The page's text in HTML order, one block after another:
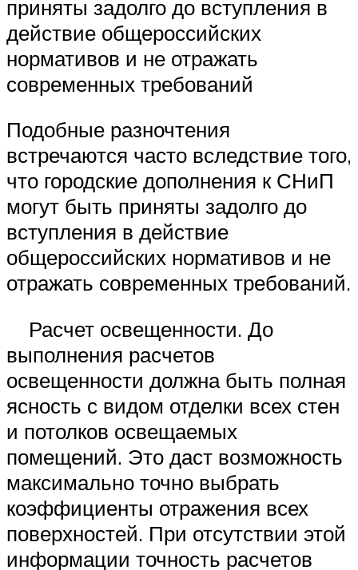
приняты задолго до вступления в
действие общероссийских
нормативов и не отражать
современных требований
Подобные разночтения
встречаются часто вследствие того,
что городские дополнения к СНиП
могут быть приняты задолго до
вступления в действие
общероссийских нормативов и не
отражать современных требований.
Расчет освещенности. До
выполнения расчетов
освещенности должна быть полная
ясность с видом отделки всех стен
и потолков освещаемых
помещений. Это даст возможность
максимально точно выбрать
коэффициенты отражения всех
поверхностей. При отсутствии этой
информации точность расчетов